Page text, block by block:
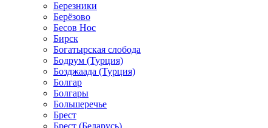
Березники
Берёзово
Бесов Нос
Бирск
Богатырская слобода
Бодрум (Турция)
Бозджаада (Турция)
Болгар
Болгары
Большеречье
Брест
Брест (Беларусь)